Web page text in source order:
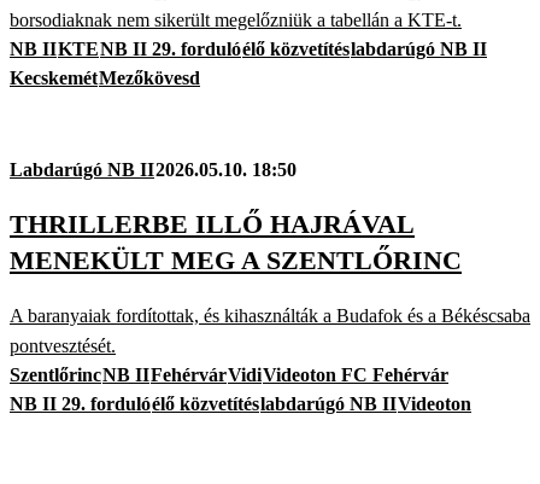
borsodiaknak nem sikerült megelőzniük a tabellán a KTE-t.
NB IIKTENB II 29. fordulóélő közvetítéslabdarúgó NB II
KecskemétMezőkövesd
Labdarúgó NB II2026.05.10. 18:50
THRILLERBE ILLŐ HAJRÁVAL
MENEKÜLT MEG A SZENTLŐRINC
A baranyaiak fordítottak, és kihasználták a Budafok és a Békéscsaba
pontvesztését.
SzentlőrincNB IIFehérvárVidiVideoton FC Fehérvár
NB II 29. fordulóélő közvetítéslabdarúgó NB IIVideoton